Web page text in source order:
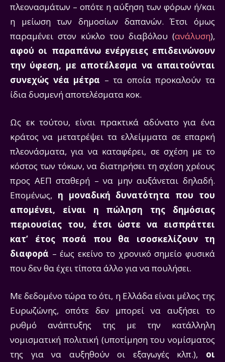
πλεονασμάτων – οπότε η αύξηση των φόρων ή/και
η μείωση των δημοσίων δαπανών. Έτσι όμως
παραμένει στον κύκλο του διαβόλου (ανάλυση),
αφού οι παραπάνω ενέργειες επιδεινώνουν
την ύφεση, με αποτέλεσμα να απαιτούνται
συνεχώς νέα μέτρα – τα οποία προκαλούν τα
ίδια δυσμενή αποτελέσματα κοκ.
Ως εκ τούτου, είναι πρακτικά αδύνατο για ένα
κράτος να μετατρέψει τα ελλείμματα σε επαρκή
πλεονάσματα, για να καταφέρει, σε σχέση με το
κόστος των τόκων, να διατηρήσει τη σχέση χρέους
προς ΑΕΠ σταθερή – να μην αυξάνεται δηλαδή.
Επομένως, η μοναδική δυνατότητα που του
απομένει, είναι η πώληση της δημόσιας
περιουσίας του, έτσι ώστε να εισπράττει
κατ’ έτος ποσά που θα ισοσκελίζουν τη
διαφορά – έως εκείνο το χρονικό σημείο φυσικά
που δεν θα έχει τίποτα άλλο για να πουλήσει.
Με δεδομένο τώρα το ότι, η Ελλάδα είναι μέλος της
Ευρωζώνης, οπότε δεν μπορεί να αυξήσει το
ρυθμό ανάπτυξης της με την κατάλληλη
νομισματική πολιτική (υποτίμηση του νομίσματος
της για να αυξηθούν οι εξαγωγές κλπ.), οι